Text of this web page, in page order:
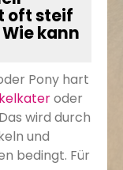
oft steif
kann
Pony hart
oder
wird durch
und
bedingt. Für